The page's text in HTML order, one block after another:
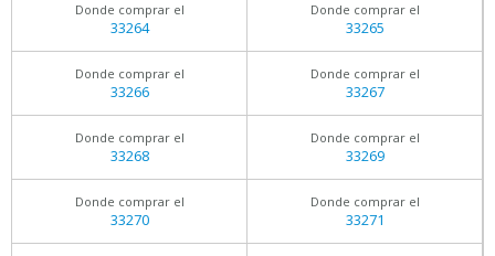
Donde comprar el
33264
Donde comprar el
33265
Donde comprar el
33266
Donde comprar el
33267
Donde comprar el
33268
Donde comprar el
33269
Donde comprar el
33270
Donde comprar el
33271